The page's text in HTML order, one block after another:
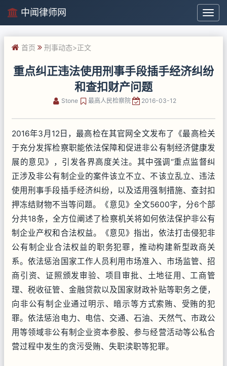
中
闻
律
中闻律师网
首页 刑事动态>正文
重点纠正违法使用刑事手段插手经济纠纷
和查扣财产问题
Stone 最高人民检察院 2016-03-12
2016年3月12日，最高检在其官网全文发布了《最高检关
于充分发挥检察职能依法保障和促进非公有制经济健康发
展的意见》，引发各界高度关注。其中强调“重点监督纠
正涉及非公有制企业的案件该立不立、不该立乱立、违法
使用刑事手段插手经济纠纷，以及适用强制措施、查封扣
押冻结财物不当等问题。《意见》全文5600字，分6个部
分共18条，全方位阐述了检察机关将如何依法保护非公有
制企业产权和合法权益。《意见》指出，依法打击侵犯非
公有制企业合法权益的职务犯罪，推动构建新型政商关
系。依法惩治国家工作人员利用市场准入、市场监管、招
商引资、证照颁发审验、项目审批、土地征用、工商管
理、税收征管、金融贷款以及国家财政补贴等职务之便，
向非公有制企业通过明示、暗示等方式索贿、受贿的犯
罪。依法惩治电力、电信、交通、石油、天然气、市政公
用等领域非公有制企业资本参股、参与经营活动等公私合
营过程中发生的贪污受贿、失职渎职等犯罪。